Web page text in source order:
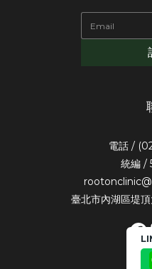
電話 /
統編 /
臺北市內湖區堤